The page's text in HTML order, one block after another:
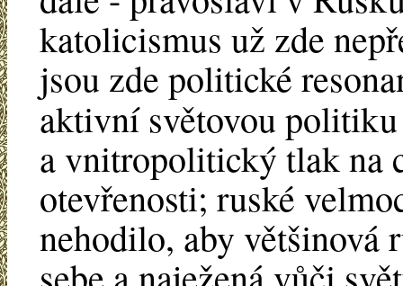
katolicismus už zde
jsou zde politické
aktivní světovou
a vnitropolitický tlak na
otevřenosti; ruské
nehodilo, aby většinová
sebe a naježená vůči